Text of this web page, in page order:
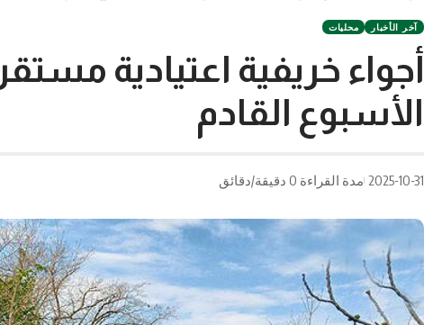
آخر الأخبار محليات
أجواء خريفية اعتيادية
الأسبوع القادم
2025-10-31 مدة القراءة 0 دقيقة/دقائق